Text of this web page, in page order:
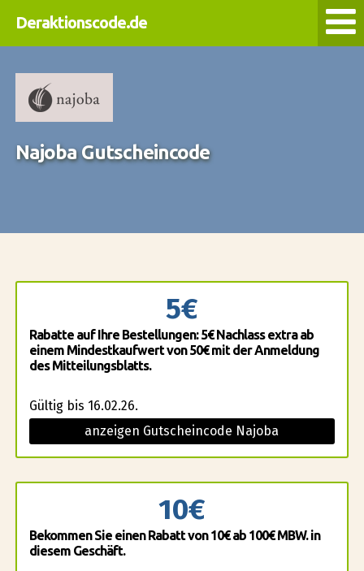
Deraktionscode.de
Najoba Gutscheincode
5€
Rabatte auf Ihre Bestellungen: 5€ Nachlass extra ab
einem Mindestkaufwert von 50€ mit der Anmeldung
des Mitteilungsblatts.
Gültig bis 16.02.26.
anzeigen Gutscheincode Najoba
10€
Bekommen Sie einen Rabatt von 10€ ab 100€ MBW. in
diesem Geschäft.